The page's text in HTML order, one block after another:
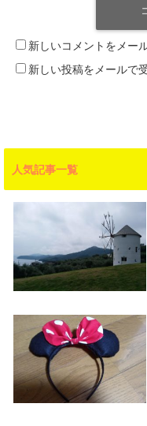
新しいコメントをメー
新しい投稿をメールで
人気記事一覧